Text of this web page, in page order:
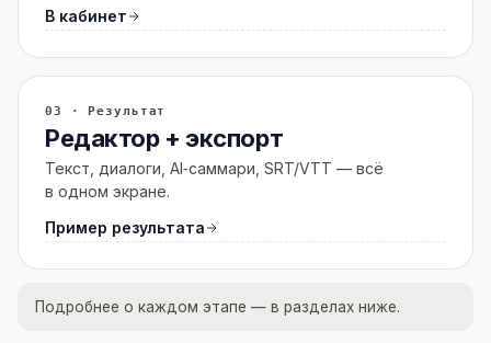
В кабинет
03 · Результат
Редактор + экспорт
Текст, диалоги, AI‑саммари, SRT/VTT — всё
в одном экране.
Пример результата
Подробнее о каждом этапе — в разделах ниже.